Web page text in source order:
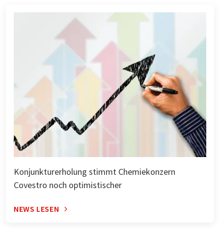
Konjunkturerholung stimmt Chemiekonzern
Covestro noch optimistischer
NEWS LESEN